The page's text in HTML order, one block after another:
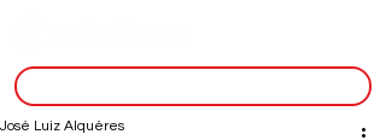
José Luiz Alquéres